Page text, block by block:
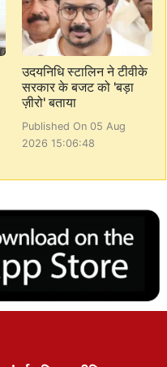
उदयनिधि स्टालिन ने टीवीके
सरकार के बजट को 'बड़ा
ज़ीरो' बताया
Published On 05 Aug
2026 15:06:48